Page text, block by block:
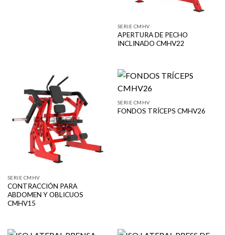
SERIE CMHV
APERTURA DE PECHO
INCLINADO CMHV22
SERIE CMHV
CONTRACCIÓN PARA
ABDOMEN Y OBLICUOS
CMHV15
SERIE CMHV
FONDOS TRÍCEPS CMHV26